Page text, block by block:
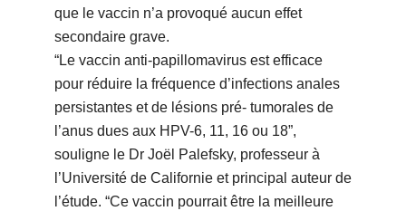
que le vaccin n’a provoqué aucun effet
secondaire grave.
“Le vaccin anti-papillomavirus est efficace
pour réduire la fréquence d’infections anales
persistantes et de lésions pré- tumorales de
l’anus dues aux HPV-6, 11, 16 ou 18”,
souligne le Dr Joël Palefsky, professeur à
l’Université de Californie et principal auteur de
l’étude. “Ce vaccin pourrait être la meilleure